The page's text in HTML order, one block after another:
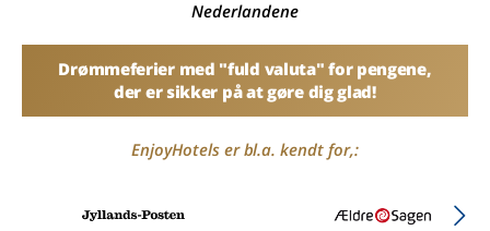
Nederlandene
Drømmeferier med "fuld valuta" for pengene,
der er sikker på at gøre dig glad!
EnjoyHotels er bl.a. kendt for,: